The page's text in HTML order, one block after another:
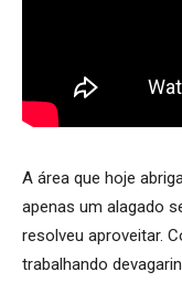
A área que hoje
apenas um alagado
resolveu aproveitar.
trabalhando